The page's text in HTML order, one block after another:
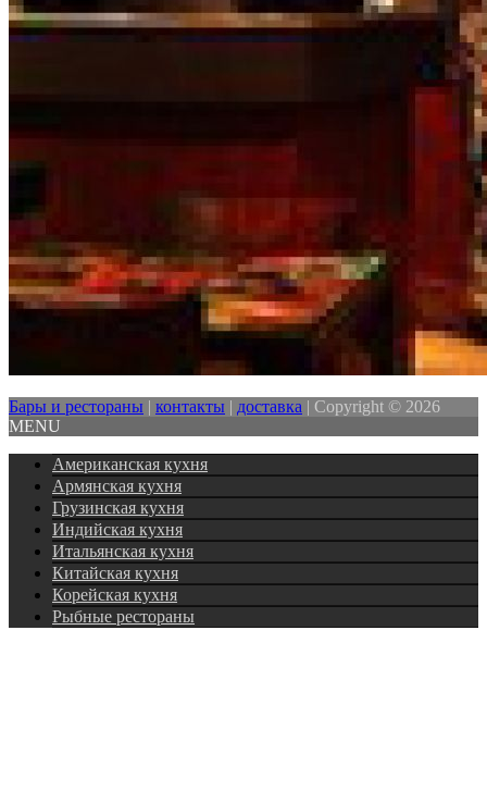
Бары и рестораны | контакты | доставка | Copyright © 2026
MENU
Американская кухня
Армянская кухня
Грузинская кухня
Индийская кухня
Итальянская кухня
Китайская кухня
Корейская кухня
Рыбные рестораны